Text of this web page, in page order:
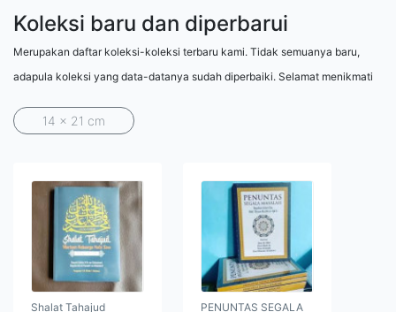
Koleksi baru dan diperbarui
Merupakan daftar koleksi-koleksi terbaru kami. Tidak semuanya baru,
adapula koleksi yang data-datanya sudah diperbaiki. Selamat menikmati
14 x 21 cm
Shalat Tahajud PENUNTAS SEGALA